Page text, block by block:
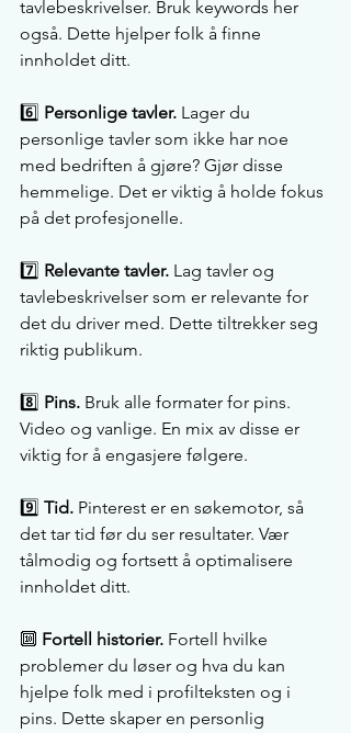
tavlebeskrivelser. Bruk keywords her
også. Dette hjelper folk å finne
innholdet ditt.
6️⃣ Personlige tavler. Lager du
personlige tavler som ikke har noe
med bedriften å gjøre? Gjør disse
hemmelige. Det er viktig å holde fokus
på det profesjonelle.
7️⃣ Relevante tavler. Lag tavler og
tavlebeskrivelser som er relevante for
det du driver med. Dette tiltrekker seg
riktig publikum.
8️⃣ Pins. Bruk alle formater for pins.
Video og vanlige. En mix av disse er
viktig for å engasjere følgere.
9️⃣ Tid. Pinterest er en søkemotor, så
det tar tid før du ser resultater. Vær
tålmodig og fortsett å optimalisere
innholdet ditt.
🔟 Fortell historier. Fortell hvilke
problemer du løser og hva du kan
hjelpe folk med i profilteksten og i
pins. Dette skaper en personlig